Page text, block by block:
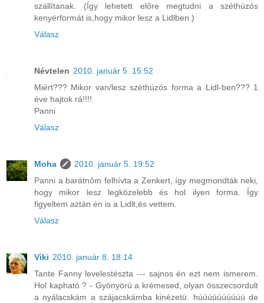
szállítanak. (Így lehetett előre megtudni a széthúzós
kenyérformát is,hogy mikor lesz a Lidlben.)
Válasz
Névtelen 2010. január 5. 15:52
Miért??? Mikor van/lesz széthúzós forma a Lidl-ben??? 1
éve hajtok rá!!!!
Panni
Válasz
Moha
2010. január 5. 19:52
Panni a barátnőm felhívta a Zenkert, így megmondták neki,
hogy mikor lesz legközelebb és hol ilyen forma. Így
figyeltem aztán én is a Lidlt,és vettem.
Válasz
Viki 2010. január 8. 18:14
Tante Fanny levelestészta --- sajnos én ezt nem ismerem.
Hol kapható ? - Gyönyörü a krémesed, olyan összecsordult
a nyálacskám a szájacskámba kinézetü. húúúúúúúúúú de